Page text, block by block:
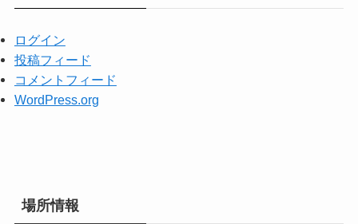
ログイン
投稿フィード
コメントフィード
WordPress.org
場所情報